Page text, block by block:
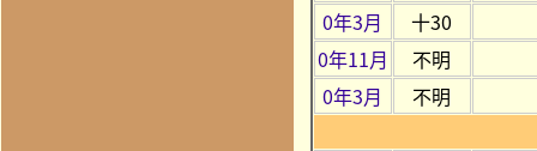
0年3月
十30
0年11月
不明
0年3月
不明